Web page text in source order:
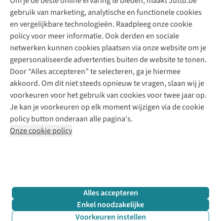
gebruik van marketing, analytische en functionele cookies
en vergelijkbare technologieën. Raadpleeg onze cookie
policy voor meer informatie. Ook derden en sociale
netwerken kunnen cookies plaatsen via onze website om je
gepersonaliseerde advertenties buiten de website te tonen.
Door “Alles accepteren” te selecteren, ga je hiermee
akkoord. Om dit niet steeds opnieuw te vragen, slaan wij je
voorkeuren voor het gebruik van cookies voor twee jaar op.
Je kan je voorkeuren op elk moment wijzigen via de cookie
policy button onderaan alle pagina's.
Onze cookie policy
Alles accepteren
Enkel noodzakelijke
Voorkeuren instellen
10% studentenkorting
Klarna - achteraf betalen
Levering
Retourneren
Bestelling herroepen
Garantie
Contact
Kledingatelier
Personal shopping
Textielbox
Events / workshops
Over ons
Juttu Friends
Inspiratie
Werken bij Juttu
Onze winkels
De wereld van Juttu
Verantwoord ondernemen
Toegankelijkheidsverklaring
Merken
Nathalie Vleeschouwer
Selected dames
HKLiving
Dickies
Sessùn
Strom
O My Bag
Revolution
Meld je aan voor de nieuwsbrief
Follow us
+32 (0)3 828 30 15 team@juttu.be
BTW BE 0416.762.280